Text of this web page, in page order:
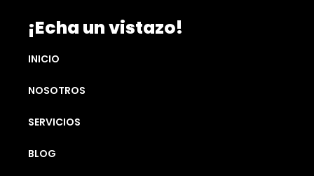
¡Echa un vistazo!
INICIO
NOSOTROS
SERVICIOS
BLOG